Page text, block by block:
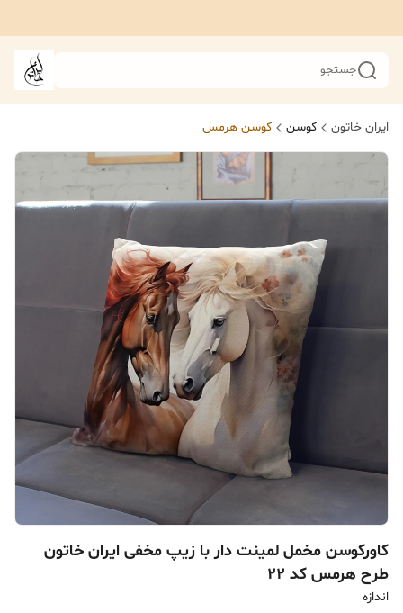
جستجو
ایران خاتون کوسن کوسن هرمس
کاورکوسن مخمل لمینت دار با زیپ مخفی ایران خاتون
طرح هرمس کد ۲۲
اندازه